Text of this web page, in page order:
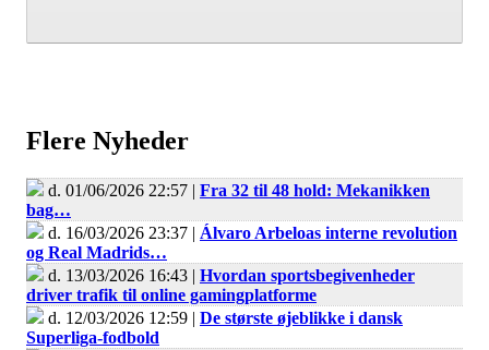
Flere Nyheder
d. 01/06/2026 22:57 | Fra 32 til 48 hold: Mekanikken
bag…
d. 16/03/2026 23:37 | Álvaro Arbeloas interne revolution
og Real Madrids…
d. 13/03/2026 16:43 | Hvordan sportsbegivenheder
driver trafik til online gamingplatforme
d. 12/03/2026 12:59 | De største øjeblikke i dansk
Superliga-fodbold